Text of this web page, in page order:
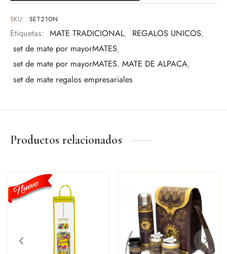
Uso personal
Eventos especiales
Amantes del mate
Una pieza pensada para quienes valoran los detalles y
SKU: SET210N
Etiquetas: MATE TRADICIONAL, REGALOS UNICOS,
set de mate por mayorMATES,
set de mate por mayorMATES. MATE DE ALPACA,
set de mate regalos empresariales
Productos relacionados